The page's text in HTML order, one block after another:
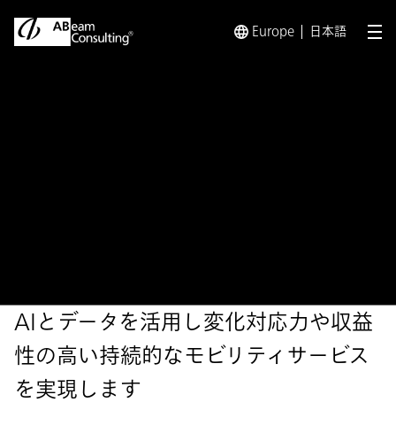
Europe 日本語 メ
AIとデータを活用し変化対応力や収益
性の高い持続的なモビリティサービス
を実現します